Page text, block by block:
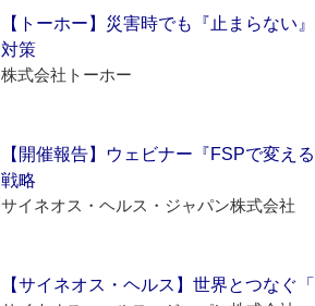
【トーホー】災害時でも『止まらな
対策
株式会社トーホー
【開催報告】ウェビナー『FSPで変え
戦略
サイネオス・ヘルス・ジャパン株式会社
【サイネオス・ヘルス】世界とつなぐ